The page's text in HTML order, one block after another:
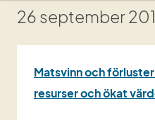
26 september
Matsvinn och
resurser och ökat